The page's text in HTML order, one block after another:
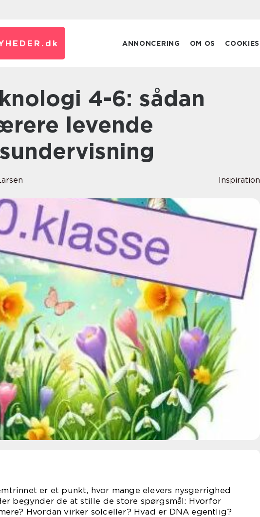
dk ANNONCERING OM OS COOKIES
levende
Inspiration
er et punkt, hvor mange elevers nysgerrighed
begynder de at stille de store spørgsmål: Hvorfor
Hvordan virker solceller? Hvad er DNA egentlig?